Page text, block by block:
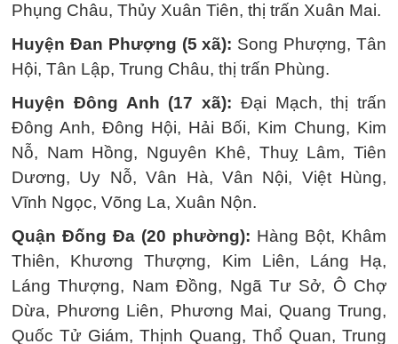
Phụng Châu, Thủy Xuân Tiên, thị trấn Xuân Mai.
Huyện Đan Phượng (5 xã): Song Phượng, Tân
Hội, Tân Lập, Trung Châu, thị trấn Phùng.
Huyện Đông Anh (17 xã): Đại Mạch, thị trấn
Đông Anh, Đông Hội, Hải Bối, Kim Chung, Kim
Nỗ, Nam Hồng, Nguyên Khê, Thuỵ Lâm, Tiên
Dương, Uy Nỗ, Vân Hà, Vân Nội, Việt Hùng,
Vĩnh Ngọc, Võng La, Xuân Nộn.
Quận Đống Đa (20 phường): Hàng Bột, Khâm
Thiên, Khương Thượng, Kim Liên, Láng Hạ,
Láng Thượng, Nam Đồng, Ngã Tư Sở, Ô Chợ
Dừa, Phương Liên, Phương Mai, Quang Trung,
Quốc Tử Giám, Thịnh Quang, Thổ Quan, Trung